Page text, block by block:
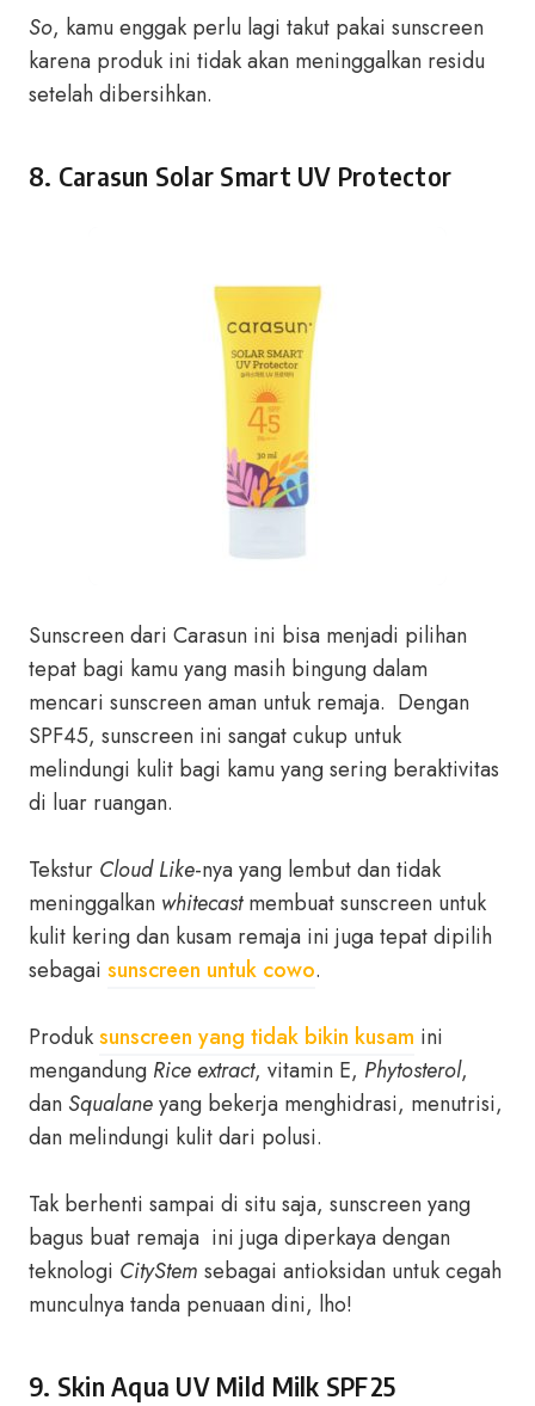
So, kamu enggak perlu lagi takut pakai sunscreen
karena produk ini tidak akan meninggalkan residu
setelah dibersihkan.
8. Carasun Solar Smart UV Protector
Sunscreen dari Carasun ini bisa menjadi pilihan
tepat bagi kamu yang masih bingung dalam
mencari sunscreen aman untuk remaja. Dengan
SPF45, sunscreen ini sangat cukup untuk
melindungi kulit bagi kamu yang sering beraktivitas
di luar ruangan.
Tekstur Cloud Like-nya yang lembut dan tidak
meninggalkan whitecastmembuat sunscreen untuk
kulit kering dan kusam remaja ini juga tepat dipilih
sebagai sunscreen untuk cowo.
Produksunscreen yang tidak bikin kusam ini
mengandung Rice extract, vitamin E, Phytosterol,
dan Squalaneyang bekerja menghidrasi, menutrisi,
dan melindungi kulit dari polusi.
Tak berhenti sampai di situ saja, sunscreen yang
bagus buat remaja ini juga diperkaya dengan
teknologi CityStem sebagai antioksidan untuk cegah
munculnya tanda penuaan dini, lho!
9. Skin Aqua UV Mild Milk SPF25